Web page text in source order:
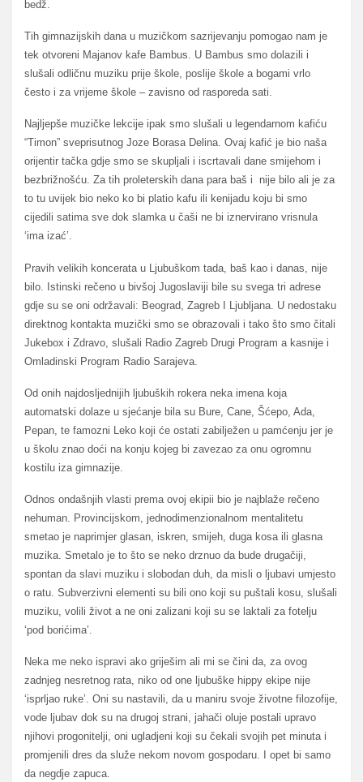
bedž.
Tih gimnazijskih dana u muzičkom sazrijevanju pomogao nam je
tek otvoreni Majanov kafe Bambus. U Bambus smo dolazili i
slušali odličnu muziku prije škole, poslije škole a bogami vrlo
često i za vrijeme škole – zavisno od rasporeda sati.
Najljepše muzičke lekcije ipak smo slušali u legendarnom kafiću
“Timon” sveprisutnog Joze Borasa Delina. Ovaj kafić je bio naša
orijentir tačka gdje smo se skupljali i iscrtavali dane smijehom i
bezbrižnošću. Za tih proleterskih dana para baš i nije bilo ali je za
to tu uvijek bio neko ko bi platio kafu ili kenijadu koju bi smo
cijedili satima sve dok slamka u čaši ne bi iznervirano vrisnula
‘ima izać’.
Pravih velikih koncerata u Ljubuškom tada, baš kao i danas, nije
bilo. Istinski rečeno u bivšoj Jugoslaviji bile su svega tri adrese
gdje su se oni održavali: Beograd, Zagreb I Ljubljana. U nedostaku
direktnog kontakta muzički smo se obrazovali i tako što smo čitali
Jukebox i Zdravo, slušali Radio Zagreb Drugi Program a kasnije i
Omladinski Program Radio Sarajeva.
Od onih najdosljednijih ljubuških rokera neka imena koja
automatski dolaze u sjećanje bila su Bure, Cane, Šćepo, Ada,
Pepan, te famozni Leko koji će ostati zabilježen u pamćenju jer je
u školu znao doći na konju kojeg bi zavezao za onu ogromnu
kostilu iza gimnazije.
Odnos ondašnjih vlasti prema ovoj ekipii bio je najblaže rečeno
nehuman. Provincijskom, jednodimenzionalnom mentalitetu
smetao je naprimjer glasan, iskren, smijeh, duga kosa ili glasna
muzika. Smetalo je to što se neko drznuo da bude drugačiji,
spontan da slavi muziku i slobodan duh, da misli o ljubavi umjesto
o ratu. Subverzivni elementi su bili ono koji su puštali kosu, slušali
muziku, volili život a ne oni zalizani koji su se laktali za fotelju
‘pod borićima’.
Neka me neko ispravi ako griješim ali mi se čini da, za ovog
zadnjeg nesretnog rata, niko od one ljubuške hippy ekipe nije
‘isprljao ruke’. Oni su nastavili, da u maniru svoje životne filozofije,
vode ljubav dok su na drugoj strani, jahači oluje postali upravo
njihovi progonitelji, oni ugladjeni koji su čekali svojih pet minuta i
promjenili dres da služe nekom novom gospodaru. I opet bi samo
da negdje zapuca.